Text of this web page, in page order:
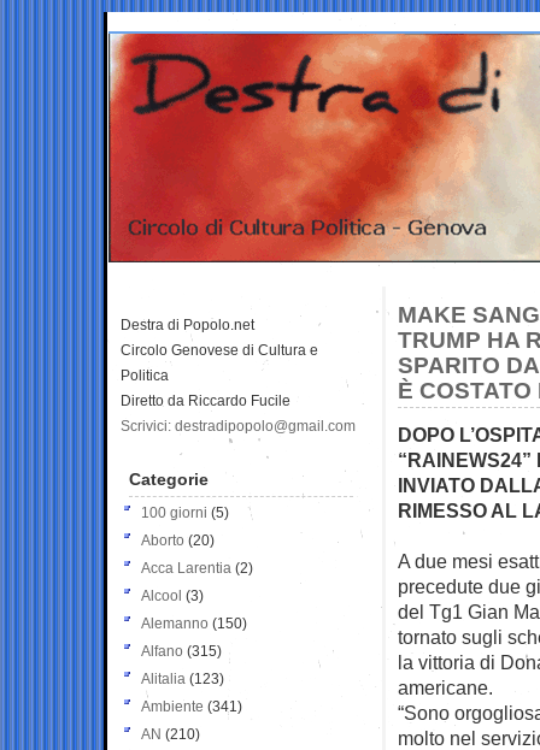
MAKE
TRUMP HA
SPARITO
È
DOPO
“RAINEWS24”
INVIATO
RIMESSO AL
A due mesi
precedute due
del Tg1 Gian
tornato sugli
la vittoria di
americane.
“Sono
molto nel
Destra di Popolo.net
Circolo Genovese di Cultura e
Politica
Diretto da Riccardo Fucile
Scrivici: destradipopolo@gmail.com
Categorie
100 giorni (5)
Aborto (20)
Acca Larentia (2)
Alcool (3)
Alemanno (150)
Alfano (315)
Alitalia (123)
Ambiente (341)
AN (210)